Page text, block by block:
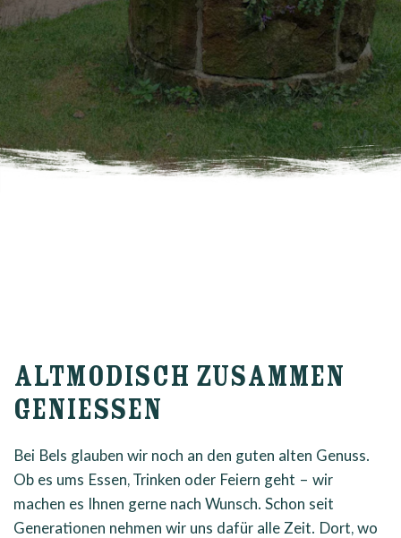
ALTMODISCH ZUSAMMEN
GENIESSEN
Bei Bels glauben wir noch an den guten alten Genuss.
Ob es ums Essen, Trinken oder Feiern geht – wir
machen es Ihnen gerne nach Wunsch. Schon seit
Generationen nehmen wir uns dafür alle Zeit. Dort, wo